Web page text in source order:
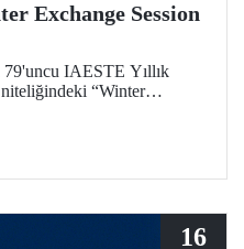
Exchange Session
79'uncu IAESTE Yıllık
niteliğindeki “Winter
Demirel Kültür
16